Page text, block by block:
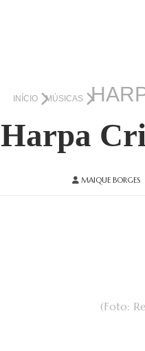
INÍCIO MÚSICAS
Harpa
MAIQUE BORGES
(Foto: